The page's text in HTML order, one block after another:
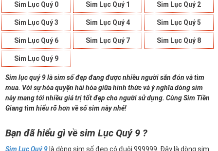
Sim Lục Quý 0 Sim Lục Quý 1 Sim Lục Quý 2
Sim Lục Quý 3 Sim Lục Quý 4 Sim Lục Quý 5
Sim Lục Quý 6 Sim Lục Quý 7 Sim Lục Quý 8
Sim Lục Quý 9
Sim lục quý 9 là sim số đẹp đang được nhiều người săn đón và tìm
mua. Với sự hòa quyện hài hòa giữa hình thức và ý nghĩa dòng sim
này mang tới nhiều giá trị tốt đẹp cho người sử dụng. Cùng Sim Tiền
Giang tìm hiểu rõ hơn về số sim này nhé!
Bạn đã hiểu gì về sim Lục Quý 9 ?
Sim Lục Quý 9 là dòng sim số đẹp có đuôi 999999. Đây là dòng sim